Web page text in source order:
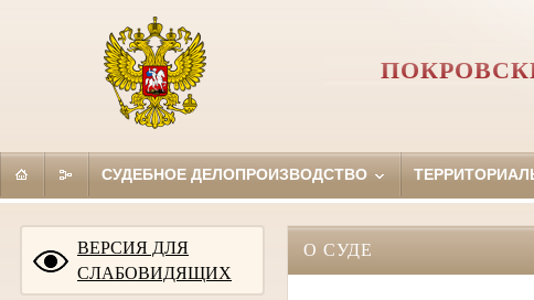
СУДЕБНОЕ ДЕЛОПРОИЗВОДСТВО
ВЕРСИЯ ДЛЯ
СЛАБОВИДЯЩИХ
О СУДЕ